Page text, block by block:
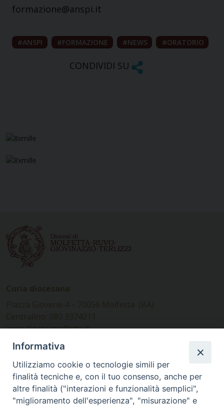
formazione@anspi.it
ANSPI FORMAZIONE NEWS ORATORIO
CONDIVIDI SU
www.diocesimolfetta.it –
diocesimolfetta@pec.chiesacattolica.it
Ufficio Comunicazioni sociali
Piazza Giovene 4 – 70056 Molfetta (BA)
comunicazionisociali@diocesimolfetta.it
Informativa
Utilizziamo cookie o tecnologie simili per
finalità tecniche e, con il tuo consenso, anche per
altre finalità ("interazioni e funzionalità semplici",
"miglioramento dell'esperienza", "misurazione" e